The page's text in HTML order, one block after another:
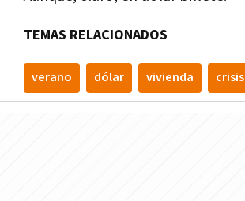
TEMAS RELACIONADOS
verano dólar vivienda crisis